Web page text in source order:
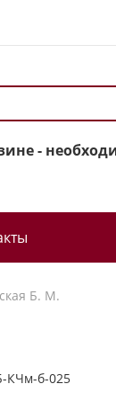
-
Б. М.
КЧм-б-025